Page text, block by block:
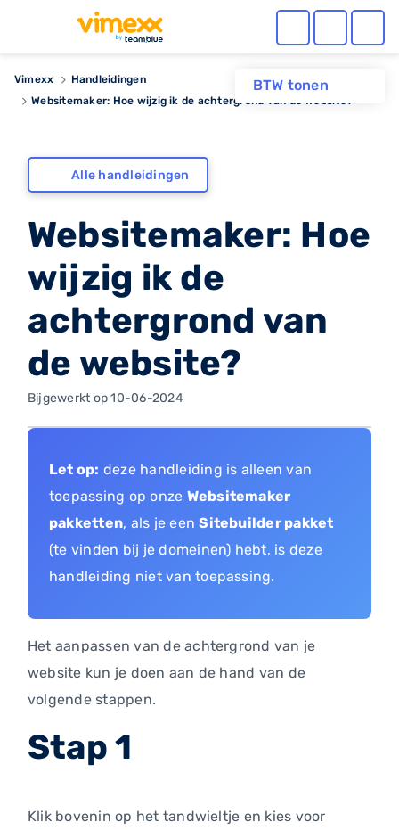
BTW tonen
Vimexx
Handleidingen
Websitemaker: Hoe wijzig ik de achtergrond van de website?
Alle handleidingen
Websitemaker: Hoe
wijzig ik de
achtergrond van
de website?
Bijgewerkt op 10-06-2024
Let op: deze handleiding is alleen van
toepassing op onze Websitemaker
pakketten, als je eenSitebuilder pakket
(te vinden bij je domeinen) hebt, is deze
handleiding niet van toepassing.
Het aanpassen van de achtergrond van je
website kun je doen aan de hand van de
volgende stappen.
Stap 1
Klik bovenin op het tandwieltje en kies voor